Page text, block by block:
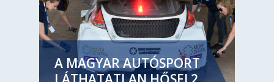
A MAGYAR AUTÓSPORT